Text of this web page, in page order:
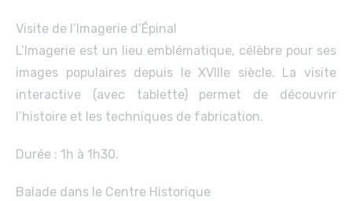
Visite de l’Imagerie d’Épinal
L’Imagerie est un lieu emblématique, célèbre pour ses
images populaires depuis le XVIIIe siècle. La visite
interactive (avec tablette) permet de découvrir
l’histoire et les techniques de fabrication.
Durée : 1h à 1h30.
Balade dans le Centre Historique